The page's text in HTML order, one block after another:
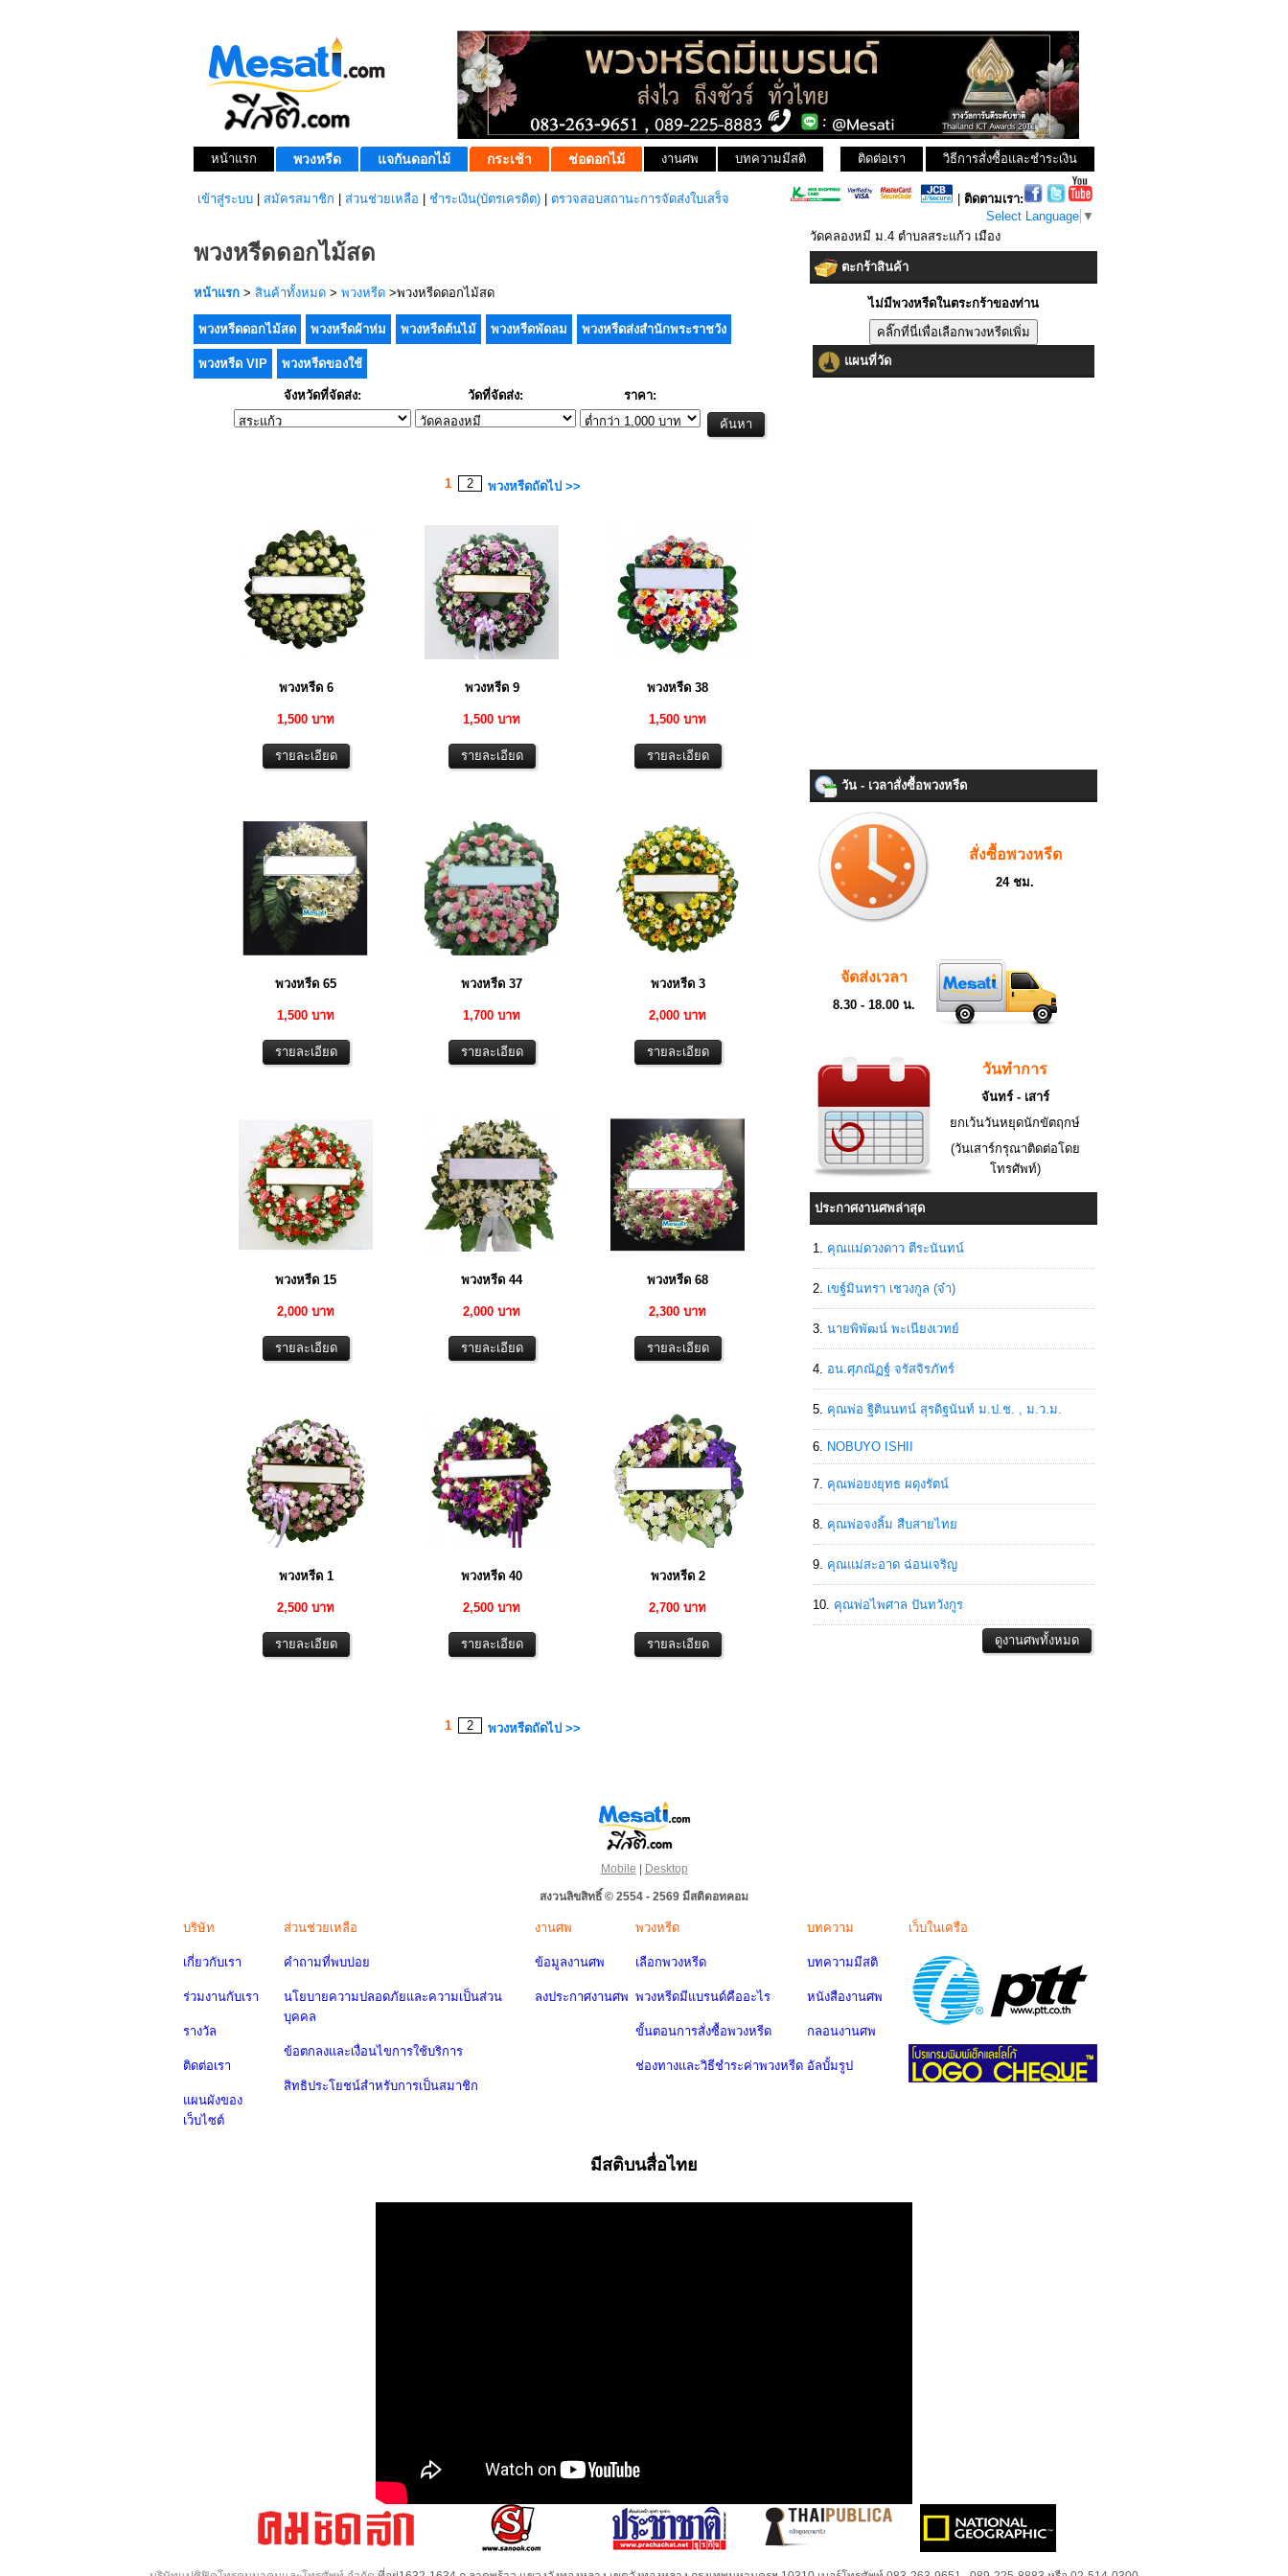
หน้าแรก พวงหรีด แจกันดอกไม้ กระเช้า ช่อดอกไม้ งานศพ บทความมีสติ วิธีการสั่งซื้อและชำระเงิน
ติดต่อเรา
เข้าสู่ระบบ สมัครสมาชิก ส่วนช่วยเหลือ ชำระเงิน(บัตรเครดิต) ตรวจสอบสถานะการจัดส่งใบเสร็จ
ติดตามเรา:
Select Language ▼
พวงหรีดดอกไม้สด
หน้าแรก > สินค้าทั้งหมด > พวงหรีด >พวงหรีดดอกไม้สด
พวงหรีดดอกไม้สด พวงหรีดผ้าห่ม พวงหรีดต้นไม้ พวงหรีดพัดลม พวงหรีดส่งสำนักพระราชวัง
พวงหรีด VIP พวงหรีดของใช้
จังหวัดที่จัดส่ง: วัดที่จัดส่ง: ราคา:
1 2 พวงหรีดถัดไป >>
พวงหรีด 6
1,500 บาท
พวงหรีด 9
1,500 บาท
พวงหรีด 38
1,500 บาท
พวงหรีด 65
1,500 บาท
พวงหรีด 37
1,700 บาท
พวงหรีด 3
2,000 บาท
พวงหรีด 15
2,000 บาท
พวงหรีด 44
2,000 บาท
พวงหรีด 68
2,300 บาท
พวงหรีด 1
2,500 บาท
พวงหรีด 40
2,500 บาท
พวงหรีด 2
2,700 บาท
1 2 พวงหรีดถัดไป >>
วัดคลองหมี ม.4 ตำบลสระแก้ว เมือง
ตะกร้าสินค้า
ไม่มีพวงหรีดในตระกร้าของท่าน
แผนที่วัด
วัน - เวลาสั่งซื้อพวงหรีด
สั่งซื้อพวงหรีด
24 ชม.
จัดส่งเวลา
8.30 - 18.00 น.
วันทำการ
จันทร์ - เสาร์
ยกเว้นวันหยุดนักขัตฤกษ์
(วันเสาร์กรุณาติดต่อโดย
โทรศัพท์)
ประกาศงานศพล่าสุด
คุณแม่ดวงดาว ตีระนันทน์
เขฐ์มินทรา เชวงกูล (จ๋า)
นายพิพัฒน์ พะเนียงเวทย์
อน.ศุภณัฏฐ์ จรัสจิรภัทร์
คุณพ่อ ฐิตินนทน์ สุรดิฐนันท์ ม.ป.ช. , ม.ว.ม.
NOBUYO ISHII
คุณพ่อยงยุทธ ผดุงรัตน์
คุณพ่อจงลิ้ม สืบสายไทย
คุณแม่สะอาด ฉ่อนเจริญ
คุณพ่อไพศาล ปันทวังกูร
Mobile | Desktop
สงวนลิขสิทธิ์ © 2554 - 2569 มีสติดอทคอม
บริษัท
เกี่ยวกับเรา
ร่วมงานกับเรา
รางวัล
ติดต่อเรา
แผนผังของ
เว็บไซต์
ส่วนช่วยเหลือ
คำถามที่พบบ่อย
นโยบายความปลอดภัยและความเป็นส่วน
บุคคล
ข้อตกลงและเงื่อนไขการใช้บริการ
สิทธิประโยชน์สำหรับการเป็นสมาชิก
งานศพ
ข้อมูลงานศพ
ลงประกาศงานศพ
พวงหรีด
เลือกพวงหรีด
พวงหรีดมีแบรนด์คืออะไร
ขั้นตอนการสั่งซื้อพวงหรีด
ช่องทางและวิธีชำระค่าพวงหรีด
บทความ
บทความมีสติ
หนังสืองานศพ
กลอนงานศพ
อัลบั้มรูป
เว็บในเครือ
มีสติบนสื่อไทย